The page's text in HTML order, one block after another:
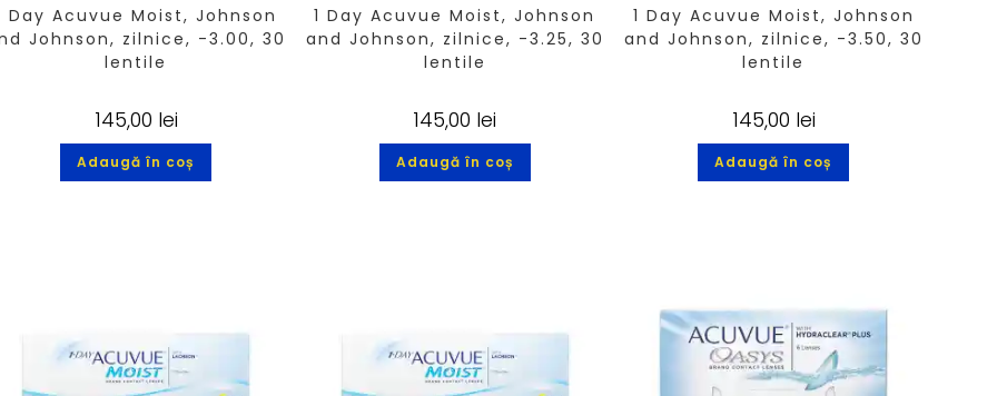
Day Acuvue Moist, Johnson
Johnson, zilnice, -3.00, 30
lentile
145,00 lei
Adaugă în coș
1 Day Acuvue Moist, Johnson
and Johnson, zilnice, -3.25, 30
lentile
145,00 lei
Adaugă în coș
1 Day Acuvue Moist, Johnson
and Johnson, zilnice, -3.50, 30
lentile
145,00 lei
Adaugă în coș